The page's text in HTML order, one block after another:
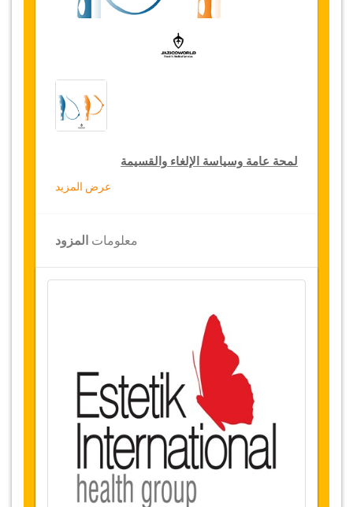
لمحة عامة وسياسة الإلغاء والقسيمة
النقل من المطار والمستشفى
قبل شراء هذه الخدمة، يرجى التواصل معنا للتثبت
من توفر التواريخ المطلوبة لإجراء العملية
الجراحية.
التغييرات وسياسة الإلغاء
التغييرات على الحجوزات قد تكون ممكنة إذا تم
الإشعار في الوقت المناسب، يرجى الاتصال بنا
عرض المزيد
معلومات المزود